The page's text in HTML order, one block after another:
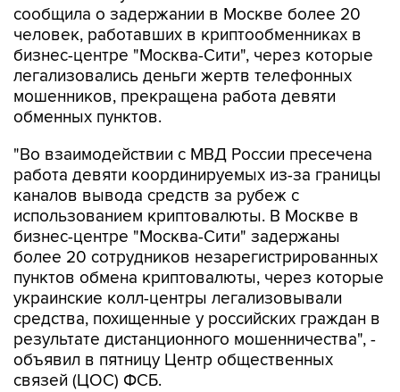
сообщила о задержании в Москве более 20
человек, работавших в криптообменниках в
бизнес-центре "Москва-Сити", через которые
легализовались деньги жертв телефонных
мошенников, прекращена работа девяти
обменных пунктов.
"Во взаимодействии с МВД России пресечена
работа девяти координируемых из-за границы
каналов вывода средств за рубеж с
использованием криптовалюты. В Москве в
бизнес-центре "Москва-Сити" задержаны
более 20 сотрудников незарегистрированных
пунктов обмена криптовалюты, через которые
украинские колл-центры легализовывали
средства, похищенные у российских граждан в
результате дистанционного мошенничества", -
объявил в пятницу Центр общественных
связей (ЦОС) ФСБ.